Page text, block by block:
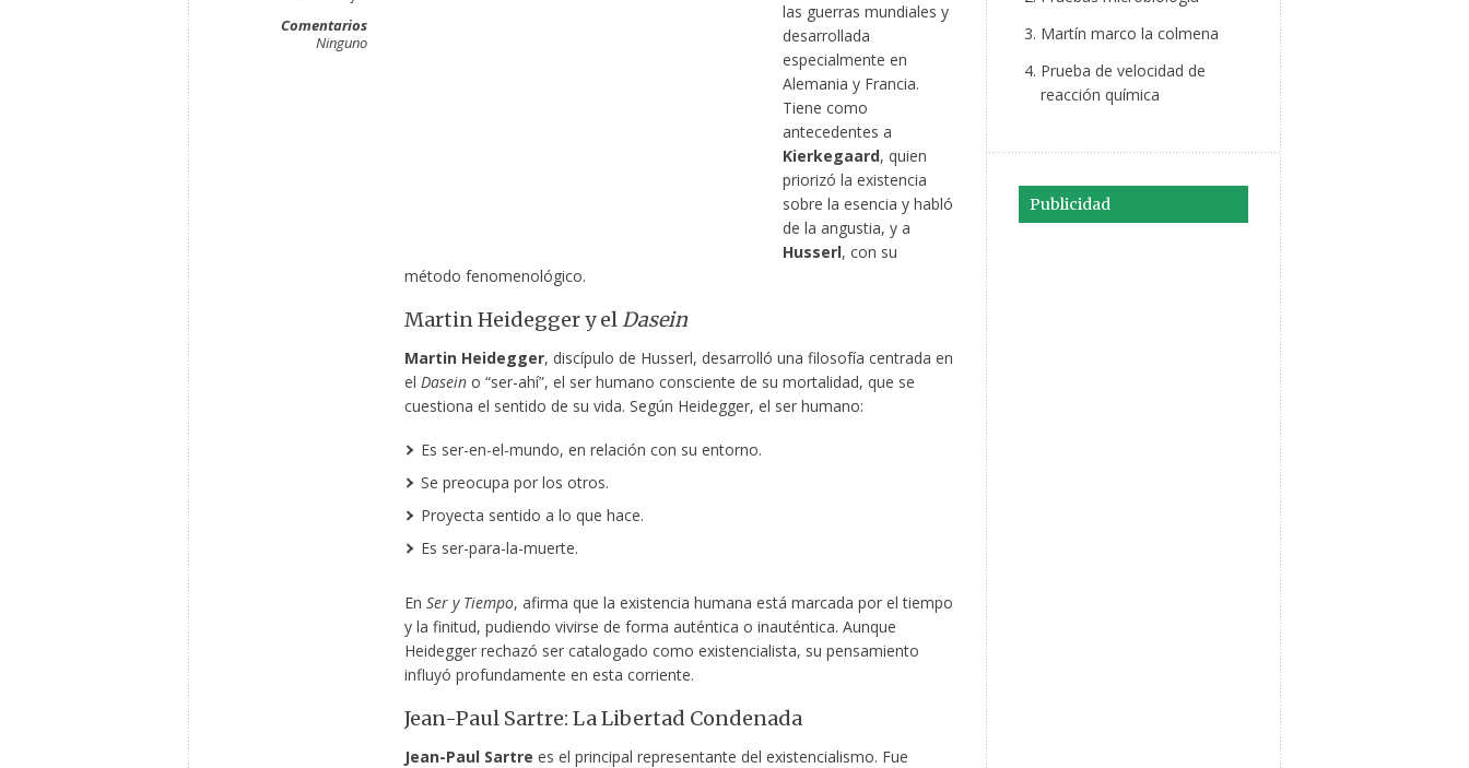
Comentarios
Ninguno
las guerras mundiales y
desarrollada
especialmente en
Alemania y Francia.
Tiene como
antecedentes a
Kierkegaard, quien
priorizó la existencia
sobre la esencia y habló
de la angustia, y a
Husserl, con su
método fenomenológico.
Martin Heidegger y elDasein
Martin Heidegger, discípulo de Husserl, desarrolló una filosofía centrada en
el Daseino “ser-ahí”, el ser humano consciente de su mortalidad, que se
cuestiona el sentido de su vida. Según Heidegger, el ser humano:
Es ser-en-el-mundo, en relación con su entorno.
Se preocupa por los otros.
Proyecta sentido a lo que hace.
Es ser-para-la-muerte.
En Ser y Tiempo, afirma que la existencia humana está marcada por el tiempo
y la finitud, pudiendo vivirse de forma auténtica o inauténtica. Aunque
Heidegger rechazó ser catalogado como existencialista, su pensamiento
influyó profundamente en esta corriente.
Jean-Paul Sartre: La Libertad Condenada
Jean-Paul Sartre es el principal representante del existencialismo. Fue
Martín marco la colmena
Prueba de velocidad de
reacción química
Publicidad